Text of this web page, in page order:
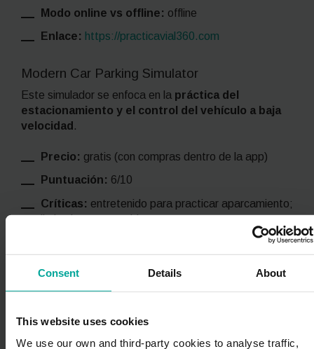
Consent Details About
This website uses cookies
We use our own and third-party cookies to analyse traffic,
Modo online vs offline: offline
Enlace: https://practicavial360.com
Modern Car Parking Simulator
Este simulador se enfoca en la práctica del
estacionamiento y el control del vehículo a baja
velocidad .
Precio: gratis (con compras dentro de la app)
Puntuación: 6/10
Críticas: entretenido para practicar aparcamiento;
limitado en contenido
Modo online vs offline:
https://play.google.com/store/apps/details?
id=com.twg.driving.school.car.parking.games&hl=e